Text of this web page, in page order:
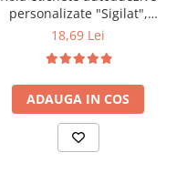
personalizate "Sigilat",
diametru 40 mm, 1000
18,69 Lei
ADAUGA IN COS